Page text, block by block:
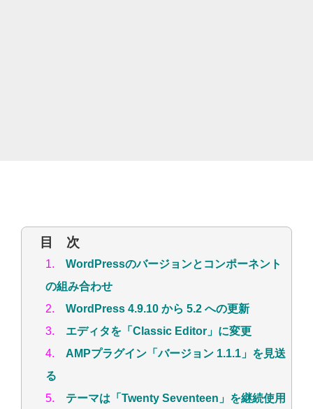
目 次
1. WordPressのバージョンとコンポーネント
の組み合わせ
2. WordPress 4.9.10 から 5.2 への更新
3. エディタを「Classic Editor」に変更
4. AMPプラグイン「バージョン 1.1.1」を見送
る
5. テーマは「Twenty Seventeen」を継続使用